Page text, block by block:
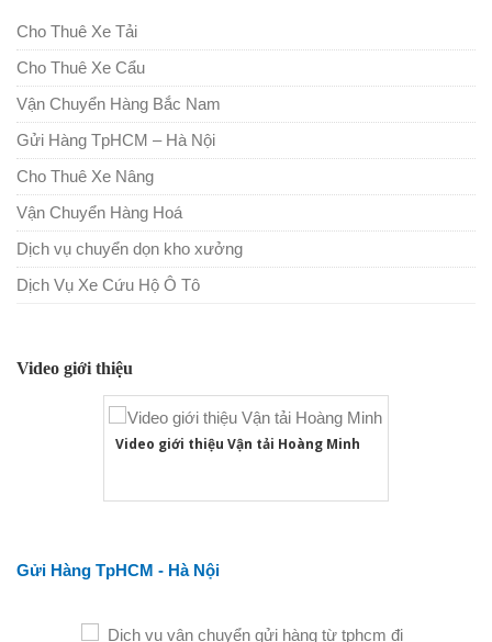
Cho Thuê Xe Tải
Cho Thuê Xe Cẩu
Vận Chuyển Hàng Bắc Nam
Gửi Hàng TpHCM – Hà Nội
Cho Thuê Xe Nâng
Vận Chuyển Hàng Hoá
Dịch vụ chuyển dọn kho xưởng
Dịch Vụ Xe Cứu Hộ Ô Tô
Video giới thiệu
Video giới thiệu Vận tải Hoàng Minh
Gửi Hàng TpHCM - Hà Nội